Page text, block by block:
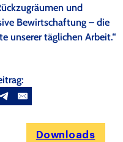
und
Bewirtschaftung – die
unserer täglichen Arbeit.“
Downloads